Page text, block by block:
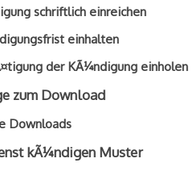
schriftlich einreichen
einhalten
der KÃ¼ndigung einholen
zum Download
Downloads
kÃ¼ndigen Muster